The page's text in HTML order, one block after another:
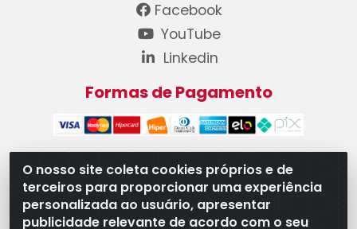
O nosso site coleta cookies próprios e de
terceiros para proporcionar uma experiência
personalizada ao usuário, apresentar
publicidade relevante de acordo com o seu
Facebook
YouTube
Linkedin
Formas de Pagamento
WB Componentes Automotivos LTDA - CNPJ
08.528.393/0001-12 - Rua do Níquel, 667 - Parque
Oeste Industrial, Goiânia/GO - CEP 74375-660